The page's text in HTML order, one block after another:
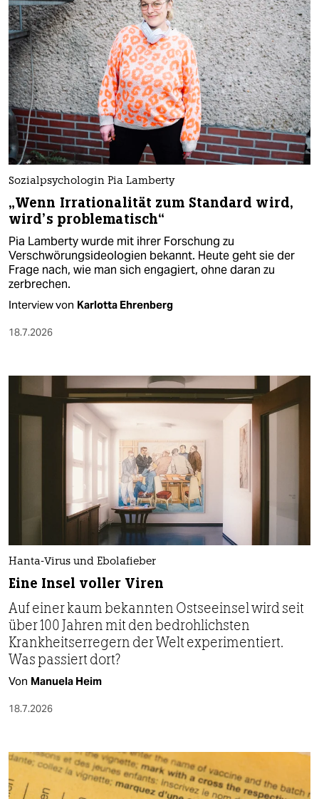
Sozialpsychologin Pia Lamberty
„Wenn Irrationalität zum Standard wird,
wird’s problematisch“
Pia Lamberty wurde mit ihrer Forschung zu
Verschwörungsideologien bekannt. Heute geht sie der
Frage nach, wie man sich engagiert, ohne daran zu
zerbrechen.
Interview von Karlotta Ehrenberg
18.7.2026
Hanta-Virus und Ebolafieber
Eine Insel voller Viren
Auf einer kaum bekannten Ostseeinsel wird seit
über 100 Jahren mit den bedrohlichsten
Krankheitserregern der Welt experimentiert.
Was passiert dort?
Von Manuela Heim
18.7.2026